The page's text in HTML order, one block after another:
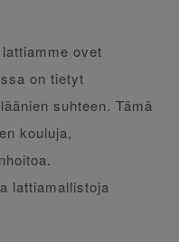
ovet
on tietyt
suhteen. Tämä
kouluja,
lattiamallistoja